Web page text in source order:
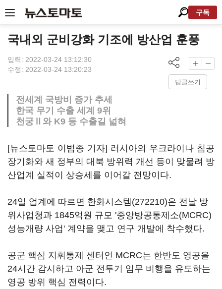
구독
국내외 군비강화 기조에 방산업 훈풍
입력: 2022-03-24 13:12:30
수정: 2022-03-24 13:20:23
답글쓰기
전세계 국방비 증가 추세
한국 무기 수출 세계 9위
천궁Ⅱ와 K9 등 수출길 넓혀
[뉴스토마토 이범종 기자] 러시아의 우크라이나 침공
장기화와 새 정부의 대북 방위력 개선 등이 맞물려 방
산업계 실적이 상승세를 이어갈 전망이다.
24일 업계에 따르면 한화시스템(272210)은 전날 방
위사업청과 1845억원 규모 '중앙방공통제소(MCRC)
성능개량 사업' 계약을 맺고 연구 개발에 착수했다.
공군 핵심 지휘통제 센터인 MCRC는 한반도 영공을
24시간 감시하고 아군 전투기 임무 비행을 유도하는
영공 방위 핵심 전력이다.